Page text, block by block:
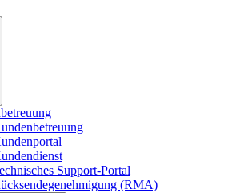
Support-Portal
(RMA)